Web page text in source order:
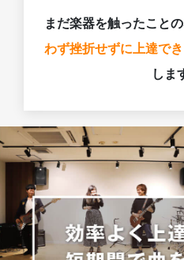
まだ楽器を触ったこと
わず挫折せずに上達で
しま